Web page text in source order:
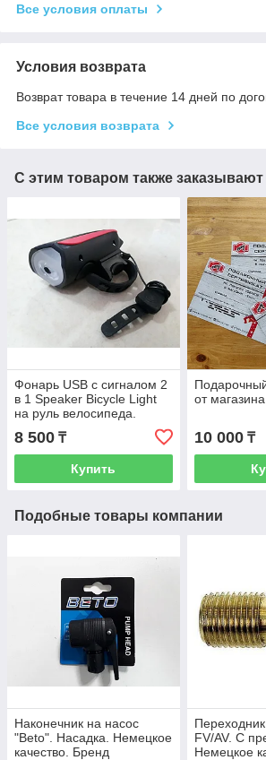
Все условия оплаты
Условия возврата
Возврат товара в течение 14 дней по
Все условия возврата
С этим товаром также заказывают
Фонарь USB с сигналом 2
в 1 Speaker Bicycle Light
на руль велосипеда.
Рассрочка. Kaspi RED
8 500 ₸
Купить
от
10 000₸
Подобные товары компании
Наконечник на насос
"Beto". Насадка. Немецкое
качество. Бренд
FV/AV. С
Немецкое